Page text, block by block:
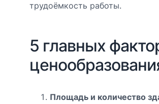
трудоёмкость работы.
5 главных
Площадь и количество